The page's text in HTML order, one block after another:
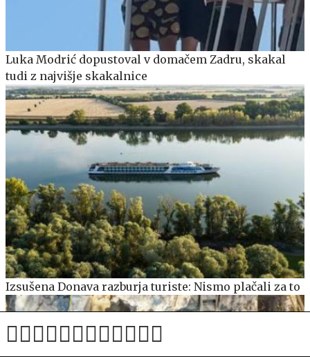
Luka Modrić dopustoval v domačem Zadru, skakal
tudi z najvišje skakalnice
Izsušena Donava razburja turiste: Nismo plačali za to